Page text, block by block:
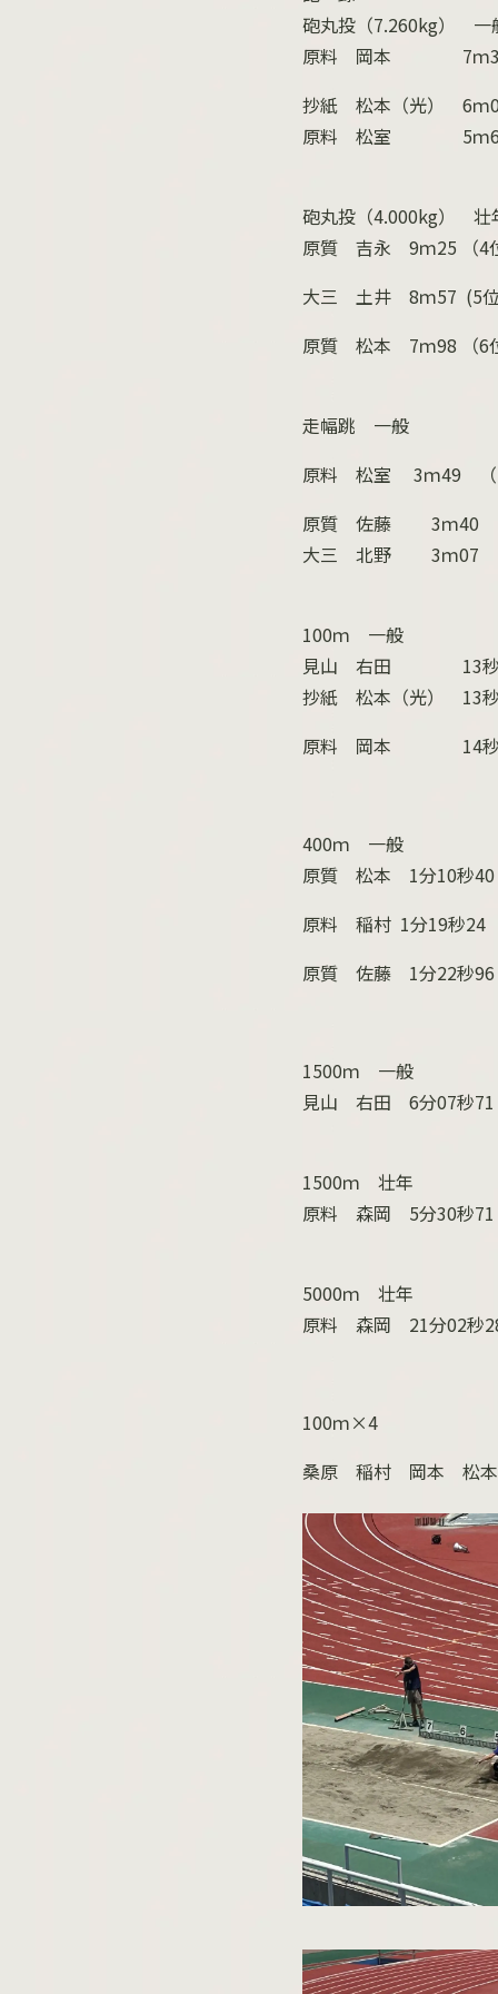
砲丸投（7.260kg） 一
原料 岡本 7ｍ
抄紙 松本（光） 6ｍ
原料 松室 5ｍ
砲丸投（4.000kg） 壮
原質 吉永 9ｍ25 （4
大三 土井 8ｍ57 (5
原質 松本 7ｍ98 （6
走幅跳 一般
原料 松室 3ｍ49 （
原質 佐藤
3ｍ40
大三 北野 3ｍ07
100ｍ 一般
見山 右田 13
抄紙 松本（光） 13
原料 岡本 14
400ｍ 一般
原質 松本 1分10秒40
原料 稲村 1分19秒24
原質 佐藤 1分22秒96
1500ｍ 一般
見山 右田 6分07秒71
1500ｍ 壮年
原料 森岡 5分30秒71
5000ｍ 壮年
原料 森岡 21分02秒
100ｍ×4
桑原 稲村 岡本 松